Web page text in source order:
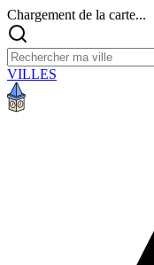
Chargement de la carte...
VILLES